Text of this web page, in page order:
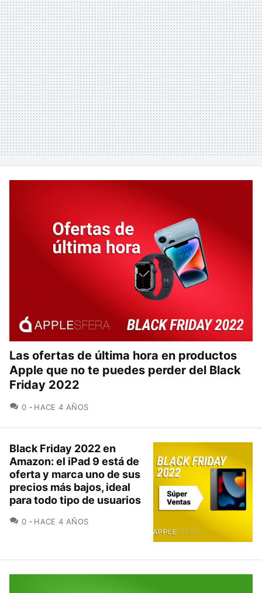
Las ofertas de última hora en productos
Apple que no te puedes perder del Black
Friday 2022
0 COMENTARIOS
HACE 4 AÑOS
Black Friday 2022 en
Amazon: el iPad 9 está de
oferta y marca uno de sus
precios más bajos, ideal
para todo tipo de usuarios
0 COMENTARIOS
HACE 4 AÑOS